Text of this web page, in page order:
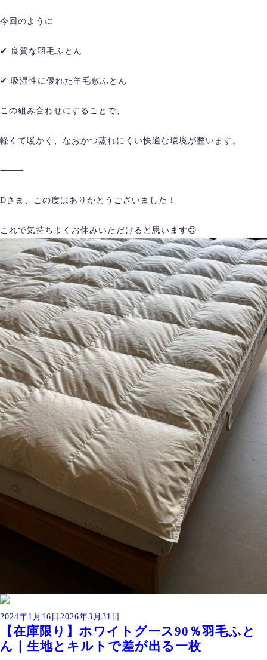
今回のように
✔ 良質な羽毛ふとん
✔ 吸湿性に優れた羊毛敷ふとん
この組み合わせにすることで、
軽くて暖かく、なおかつ蒸れにくい快適な環境が整います。
⸻
Dさま、この度はありがとうございました！
これで気持ちよくお休みいただけると思います😊
投
日:
2024年1月16日 2026年3月31日
【在庫限り】ホワイトグース90％羽毛ふと
ん｜生地とキルトで差が出る一枚